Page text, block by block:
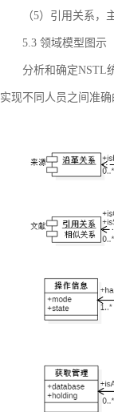
（5）引用关系，
5.3 领域模型图示
分析和确定NSTL
实现不同人员之间准